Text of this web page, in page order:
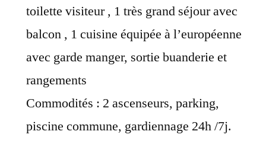
toilette visiteur , 1 très grand séjour avec
balcon , 1 cuisine équipée à l’européenne
avec garde manger, sortie buanderie et
rangements
Commodités : 2 ascenseurs, parking,
piscine commune, gardiennage 24h /7j.